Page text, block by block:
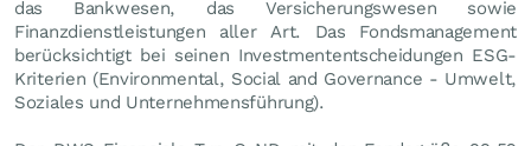
das Bankwesen, das Versicherungswesen sowie
Finanzdienstleistungen aller Art. Das Fondsmanagement
berücksichtigt bei seinen Investmententscheidungen ESG-
Kriterien (Environmental, Social and Governance - Umwelt,
Soziales und Unternehmensführung).